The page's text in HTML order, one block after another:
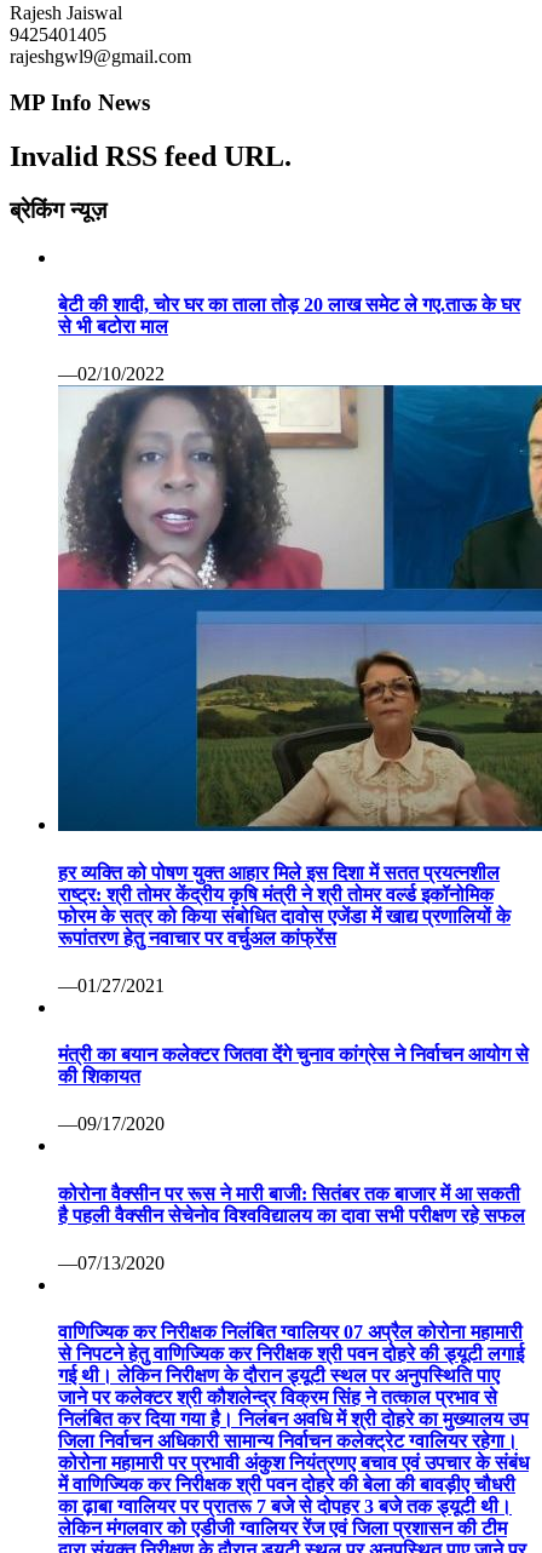
Rajesh Jaiswal
9425401405
rajeshgwl9@gmail.com
MP Info News
Invalid RSS feed URL.
ब्रेकिंग न्यूज़
बेटी की शादी, चोर घर का ताला तोड़ 20 लाख समेट ले गए.ताऊ के घर
से भी बटोरा माल
—02/10/2022
हर व्यक्ति को पोषण युक्त आहार मिले इस दिशा में सतत प्रयत्नशील
राष्ट्र: श्री तोमर केंद्रीय कृषि मंत्री ने श्री तोमर वर्ल्ड इकॉनोमिक
फोरम के सत्र को किया संबोधित दावोस एजेंडा में खाद्य प्रणालियों के
रूपांतरण हेतु नवाचार पर वर्चुअल कांफ्रेंस
—01/27/2021
मंत्री का बयान कलेक्टर जितवा देंगे चुनाव कांग्रेस ने निर्वाचन आयोग से
की शिकायत
—09/17/2020
कोरोना वैक्सीन पर रूस ने मारी बाजी: सितंबर तक बाजार में आ सकती
है पहली वैक्सीन सेचेनोव विश्वविद्यालय का दावा सभी परीक्षण रहे सफल
—07/13/2020
वाणिज्यिक कर निरीक्षक निलंबित ग्वालियर 07 अप्रैल कोरोना महामारी
से निपटने हेतु वाणिज्यिक कर निरीक्षक श्री पवन दोहरे की ड्यूटी लगाई
गई थी। लेकिन निरीक्षण के दौरान ड्यूटी स्थल पर अनुपस्थिति पाए
जाने पर कलेक्टर श्री कौशलेन्द्र विक्रम सिंह ने तत्काल प्रभाव से
निलंबित कर दिया गया है। निलंबन अवधि में श्री दोहरे का मुख्यालय उप
जिला निर्वाचन अधिकारी सामान्य निर्वाचन कलेक्ट्रेट ग्वालियर रहेगा।
कोरोना महामारी पर प्रभावी अंकुश नियंत्रणए बचाव एवं उपचार के संबंध
में वाणिज्यिक कर निरीक्षक श्री पवन दोहरे की बेला की बावड़ीए चौधरी
का ढ़ाबा ग्वालियर पर प्रातरू 7 बजे से दोपहर 3 बजे तक ड्यूटी थी।
लेकिन मंगलवार को एडीजी ग्वालियर रेंज एवं जिला प्रशासन की टीम